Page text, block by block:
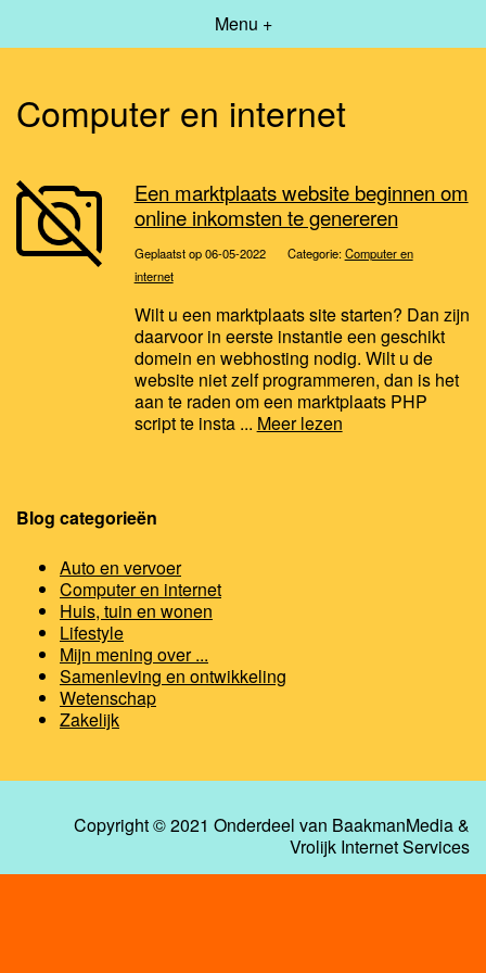
Menu +
Computer en internet
Een marktplaats website beginnen om
online inkomsten te genereren
Geplaatst op 06-05-2022 Categorie:Computer en
internet
Wilt u een marktplaats site starten? Dan zijn
daarvoor in eerste instantie een geschikt
domein en webhosting nodig. Wilt u de
website niet zelf programmeren, dan is het
aan te raden om een marktplaats PHP
script te insta ... Meer lezen
Blog categorieën
Auto en vervoer
Computer en internet
Huis, tuin en wonen
Lifestyle
Mijn mening over ...
Samenleving en ontwikkeling
Wetenschap
Zakelijk
Copyright © 2021 Onderdeel van BaakmanMedia&
Vrolijk Internet Services